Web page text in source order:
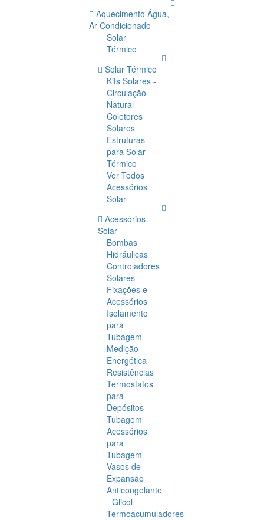
Aquecimento Água,
Ar Condicionado
Solar
Térmico
Solar Térmico
Kits Solares -
Circulação
Natural
Coletores
Solares
Estruturas
para Solar
Térmico
Ver Todos
Acessórios
Solar
Acessórios
Solar
Bombas
Hidráulicas
Controladores
Solares
Fixações e
Acessórios
Isolamento
para
Tubagem
Medição
Energética
Resistências
Termostatos
para
Depósitos
Tubagem
Acessórios
para
Tubagem
Vasos de
Expansão
Anticongelante
- Glicol
Termoacumuladores